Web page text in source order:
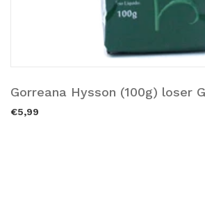
Gorreana Hysson (100g) loser
Ausverkauft.
€5,99